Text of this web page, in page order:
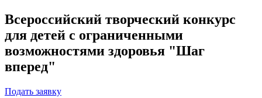
Всероссийский творческий конкурс
для детей с ограниченными
возможностями здоровья "Шаг
вперед"
Подать заявку